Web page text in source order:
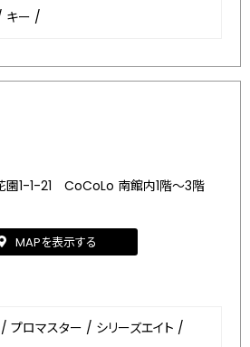
キー /
園1-1-21 CoCoLo 南館内1階～3階
MAPを表示する
/ プロマスター / シリーズエイト /